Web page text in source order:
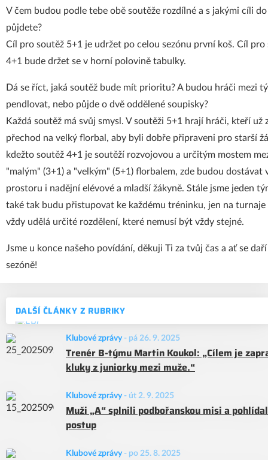
DALŠÍ ČLÁNKY Z RUBRIKY
Klubové zprávy - pá 26. 9. 2025
Trenér B-týmu Martin Koukol: „Cílem je
kluky z juniorky mezi muže.“
Klubové zprávy - út 2. 9. 2025
Muži „A“ splnili podbořanskou misi a
postup
Klubové zprávy - po 25. 8. 2025
V čem budou podle tebe obě soutěže rozdílné a s jakými cíli
půjdete?
Cíl pro soutěž 5+1 je udržet po celou sezónu první koš. Cíl pro
4+1 bude držet se v horní polovině tabulky.
Dá se říct, jaká soutěž bude mít prioritu? A budou hráči mezi
pendlovat, nebo půjde o dvě oddělené soupisky?
Každá soutěž má svůj smysl. V soutěži 5+1 hrají hráči, kteří už
přechod na velký florbal, aby byli dobře připraveni pro starší
kdežto soutěž 4+1 je soutěží rozvojovou a určitým mostem
"malým" (3+1) a "velkým" (5+1) florbalem, zde budou dostávat
prostoru i nadějní elévové a mladší žákyně. Stále jsme jeden
také tak budu přistupovat ke každému tréninku, jen na turnaje
vždy udělá určité rozdělení, které nemusí být vždy stejné.
Jsme u konce našeho povídání, děkuji Ti za tvůj čas a ať se
sezóně!